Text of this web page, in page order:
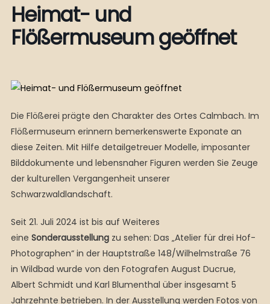
Heimat- und
Flößermuseum geöffnet
Die Flößerei prägte den Charakter des Ortes Calmbach. Im
Flößermuseum erinnern bemerkenswerte Exponate an
diese Zeiten. Mit Hilfe detailgetreuer Modelle, imposanter
Bilddokumente und lebensnaher Figuren werden Sie Zeuge
der kulturellen Vergangenheit unserer
Schwarzwaldlandschaft.
Seit 21. Juli 2024 ist bis auf Weiteres
eine Sonderausstellungzu sehen: Das „Atelier für drei Hof-
Photographen“ in der Hauptstraße 148/Wilhelmstraße 76
in Wildbad wurde von den Fotografen August Ducrue,
Albert Schmidt und Karl Blumenthal über insgesamt 5
Jahrzehnte betrieben. In der Ausstellung werden Fotos von